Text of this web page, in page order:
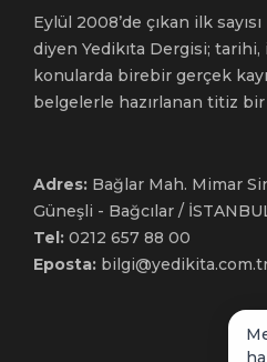
Eylül 2008’de çıkan ilk
diyen Yedikıta Dergisi;
konularda birebir gerçek
belgelerle hazırlanan titiz bir
Adres: Bağlar Mah. Mimar
Güneşli - Bağcılar /
Tel: 0212 657 88 00
Eposta: